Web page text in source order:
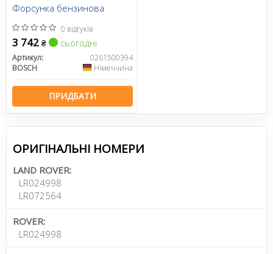
Форсунка бензинова
0 відгуків
3 742 ₴ сьогодні
Артикул:
0261500394
BOSCH
Німеччина
ПРИДБАТИ
ОРИГІНАЛЬНІ НОМЕРИ
LAND ROVER:
LR024998
LR072564
ROVER:
LR024998